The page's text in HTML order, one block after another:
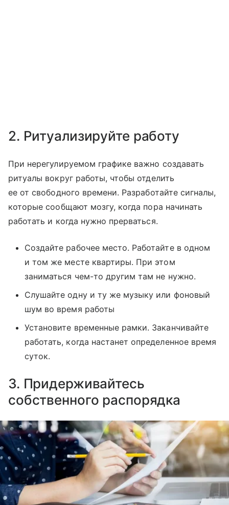
2. Ритуализируйте работу
При нерегулируемом графике важно создавать
ритуалы вокруг работы, чтобы отделить
ее от свободного времени. Разработайте сигналы,
которые сообщают мозгу, когда пора начинать
работать и когда нужно прерваться.
Создайте рабочее место. Работайте в одном
и том же месте квартиры. При этом
заниматься чем-то другим там не нужно.
Слушайте одну и ту же музыку или фоновый
шум во время работы
Установите временные рамки. Заканчивайте
работать, когда настанет определенное время
суток.
3. Придерживайтесь
собственного распорядка